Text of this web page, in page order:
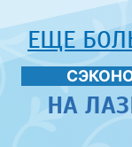
ЕЩЕ
НА